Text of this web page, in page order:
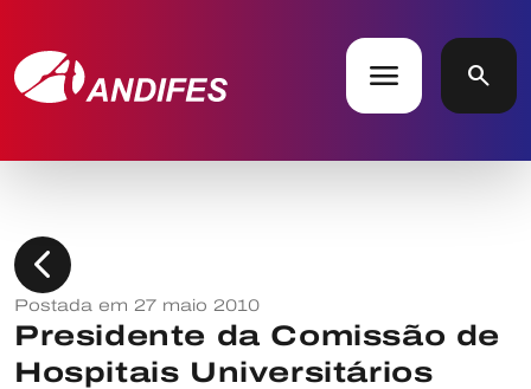
menu search
chevron_left
Postada em 27 maio 2010
Presidente da Comissão de
Hospitais Universitários